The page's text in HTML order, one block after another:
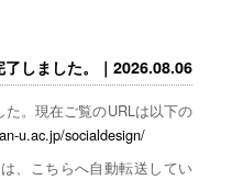
了しました。｜2026.08.06
。現在ご覧のURLは以下の
u.ac.jp/socialdesign/
、こちらへ自動転送してい